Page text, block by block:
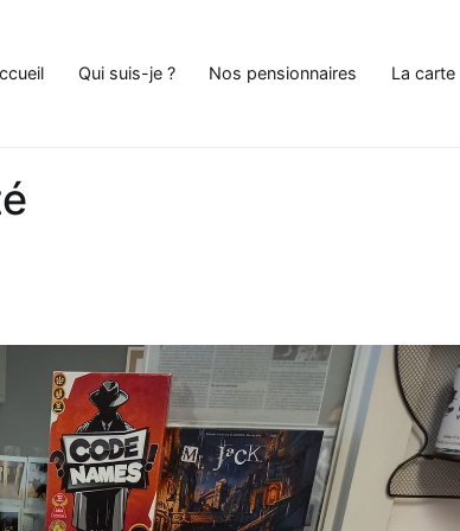
Qui suis-je ? Nos pensionnaires La carte